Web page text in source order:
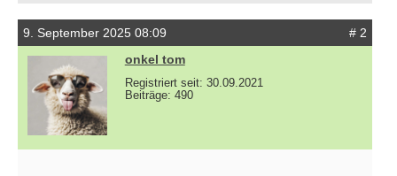
9. September 2025 08:09
# 2
onkel tom
Registriert seit: 30.09.2021
Beiträge: 490